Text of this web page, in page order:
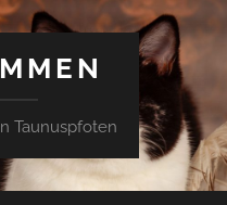
Taunuspfoten